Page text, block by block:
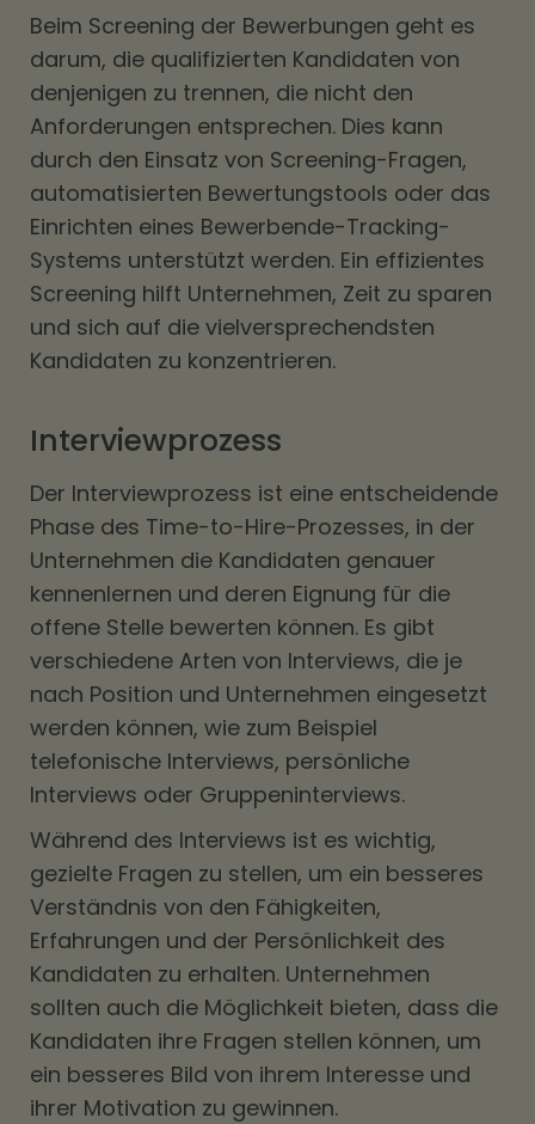
Beim Screening der Bewerbungen geht es
darum, die qualifizierten Kandidaten von
denjenigen zu trennen, die nicht den
Anforderungen entsprechen. Dies kann
durch den Einsatz von Screening-Fragen,
automatisierten Bewertungstools oder das
Einrichten eines Bewerbende-Tracking-
Systems unterstützt werden. Ein effizientes
Screening hilft Unternehmen, Zeit zu sparen
und sich auf die vielversprechendsten
Kandidaten zu konzentrieren.
Interviewprozess
Der Interviewprozess ist eine entscheidende
Phase des Time-to-Hire-Prozesses, in der
Unternehmen die Kandidaten genauer
kennenlernen und deren Eignung für die
offene Stelle bewerten können. Es gibt
verschiedene Arten von Interviews, die je
nach Position und Unternehmen eingesetzt
werden können, wie zum Beispiel
telefonische Interviews, persönliche
Interviews oder Gruppeninterviews.
Während des Interviews ist es wichtig,
gezielte Fragen zu stellen, um ein besseres
Verständnis von den Fähigkeiten,
Erfahrungen und der Persönlichkeit des
Kandidaten zu erhalten. Unternehmen
sollten auch die Möglichkeit bieten, dass die
Kandidaten ihre Fragen stellen können, um
ein besseres Bild von ihrem Interesse und
ihrer Motivation zu gewinnen.